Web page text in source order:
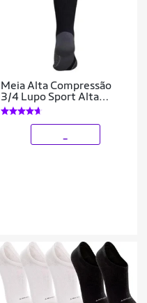
Meia Alta Compressão
3/4 Lupo Sport Alta
Performance Dry - Cor
Preto